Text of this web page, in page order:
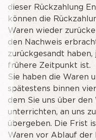
dieser Rückzahlung
können die
Waren wieder
den Nachweis
zurückgesandt
frühere Zeitpunkt ist.
Sie haben die Waren
spätestens binnen
dem Sie uns über
unterrichten, an uns
übergeben. Die Frist
Waren vor Ablauf der